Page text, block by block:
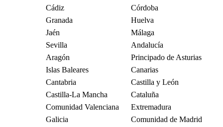
Cádiz
Córdoba
Granada
Huelva
Jaén
Málaga
Sevilla
Andalucía
Aragón
Principado de Asturias
Islas Baleares
Canarias
Cantabria
Castilla y León
Castilla-La Mancha
Cataluña
Comunidad Valenciana
Extremadura
Galicia
Comunidad de Madrid